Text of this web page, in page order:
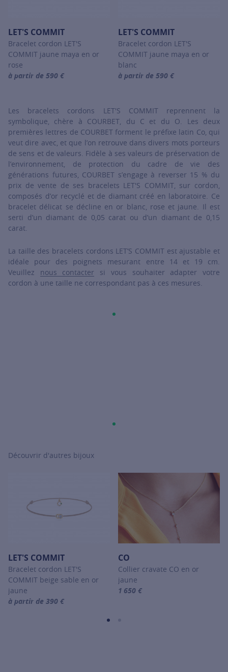
LET'S COMMIT
Bracelet cordon LET'S
COMMIT jaune maya en or
rose
à partir de 590 €
LET'S COMMIT
Bracelet cordon LET'S
COMMIT jaune maya en or
blanc
à partir de 590 €
Les bracelets cordons LET'S COMMIT reprennent la
symbolique, chère à COURBET, du C et du O. Les deux
premières lettres de COURBET forment le préfixe latin Co, qui
veut dire avec, et que l’on retrouve dans divers mots porteurs
de sens et de valeurs. Fidèle à ses valeurs de préservation de
l’environnement, de protection du cadre de vie des
générations futures, COURBET s’engage à reverser 15 % du
prix de vente de ses bracelets LET'S COMMIT, sur cordon,
composés d’or recyclé et de diamant créé en laboratoire. Ce
bracelet délicat se décline en or blanc, rose et jaune. Il est
serti d’un diamant de 0,05 carat ou d’un diamant de 0,15
carat.
La taille des bracelets cordons LET’S COMMIT est ajustable et
idéale pour des poignets mesurant entre 14 et 19 cm.
Veuillez nous contacter si vous souhaiter adapter votre
cordon à une taille ne correspondant pas à ces mesures.
Découvrir d'autres bijoux
LET'S COMMIT
Bracelet cordon LET'S
COMMIT beige sable en or
jaune
à partir de 390 €
CO
Collier cravate CO en or
jaune
1 650 €